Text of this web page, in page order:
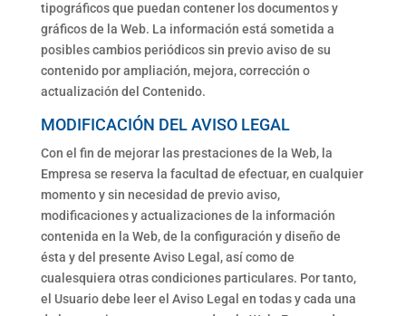
tipográficos que puedan contener los documentos y
gráficos de la Web. La información está sometida a
posibles cambios periódicos sin previo aviso de su
contenido por ampliación, mejora, corrección o
actualización del Contenido.
MODIFICACIÓN DEL AVISO LEGAL
Con el fin de mejorar las prestaciones de la Web, la
Empresa se reserva la facultad de efectuar, en cualquier
momento y sin necesidad de previo aviso,
modificaciones y actualizaciones de la información
contenida en la Web, de la configuración y diseño de
ésta y del presente Aviso Legal, así como de
cualesquiera otras condiciones particulares. Por tanto,
el Usuario debe leer el Aviso Legal en todas y cada una